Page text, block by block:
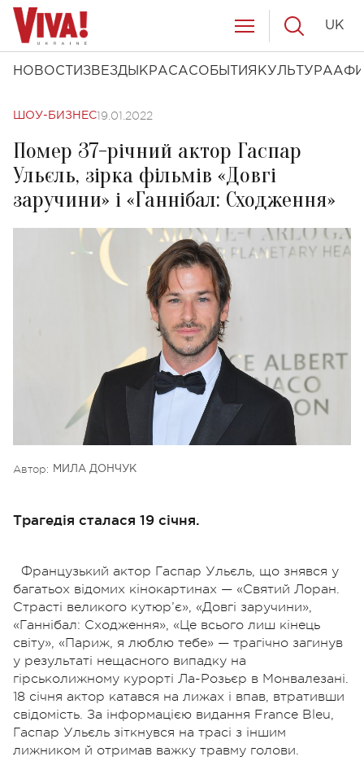
НОВОСТИ ЗВЕЗДЫ КРАСАСОБЫТИЯ КУЛЬТУРА
UK
ШОУ-БИЗНЕС19.01.2022
Помер 37-річний актор Гаспар
Ульєль, зірка фільмів «Довгі
заручини» і «Ганнібал: Сходження»
Автор: МИЛА ДОНЧУК
Трагедія сталася 19 січня.
Французький актор Гаспар Ульєль, що знявся у
багатьох відомих кінокартинах — «Святий Лоран.
Страстi великого кутюр’є», «Довгі заручини»,
«Ганнібал: Сходження», «Це всього лиш кінець
світу», «Париж, я люблю тебе» — трагічно загинув
у результаті нещасного випадку на
гірськолижному курорті Ла-Розьєр в Монвалезані.
18 січня актор катався на лижах і впав, втративши
свідомість. За інформацією видання France Bleu,
Гаспар Ульєль зіткнувся на трасі з іншим
лижником й отримав важку травму голови.